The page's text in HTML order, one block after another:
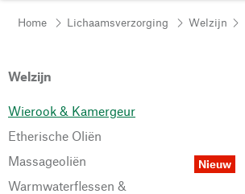
Home Lichaamsverzorging Welzijn
Welzijn
Wierook & Kamergeur
Etherische Oliën
Massageoliën
Warmwaterflessen &
Nieuw